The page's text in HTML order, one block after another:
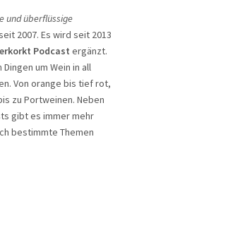
und überflüssige
2007. Es wird seit 2013
Podcast ergänzt.
um Wein in all
Von orange bis tief rot,
zu Portweinen. Neben
gibt es immer mehr
bestimmte Themen